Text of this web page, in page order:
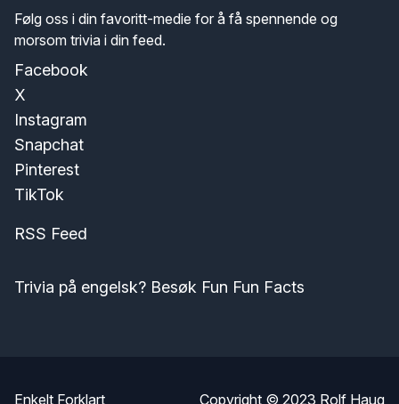
Følg oss i din favoritt-medie for å få spennende og
morsom trivia i din feed.
Facebook
X
Instagram
Snapchat
Pinterest
TikTok
RSS Feed
Trivia på engelsk? Besøk Fun Fun Facts
Enkelt Forklart Copyright © 2023 Rolf Haug